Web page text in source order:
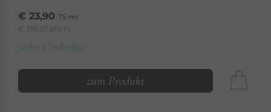
€ 23,90 75 ml
€ 318,67 pro 1 l
sofort lieferbar
zum Produkt